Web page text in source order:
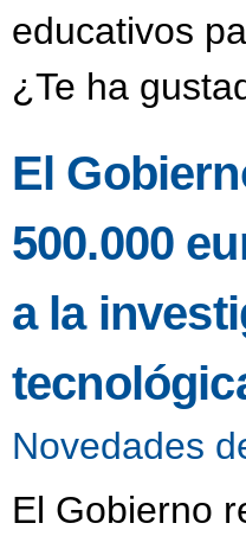
educativos
¿Te ha
El
500.000
a la
Novedades
El Gobierno